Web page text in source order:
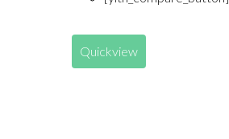
Quickview